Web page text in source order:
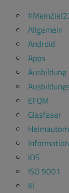
Allgemein
Android
Apps
Ausbildung
EFQM
Glasfaser
iOS
ISO 9001
KI